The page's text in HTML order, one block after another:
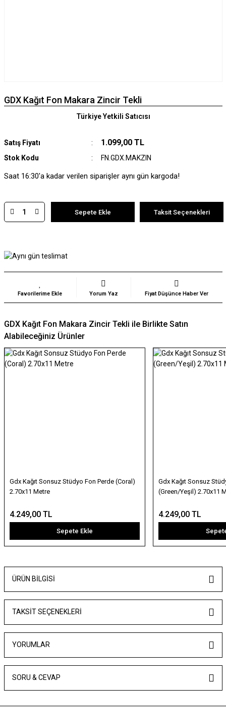
GDX Kağıt Fon Makara Zincir Tekli
Satış Fiyatı 1.099,00 TL
Stok Kodu FN.GDX.MAKZIN
Türkiye Yetkili Satıcısı
Saat 16:30'a kadar verilen siparişler aynı gün kargoda!
Sepete Ekle Taksit Seçenekleri
Yorum Yaz Fiyat Düşünce Haber Ver
GDX Kağıt Fon Makara Zincir Tekli ile Birlikte Satın
Alabileceğiniz Ürünler
Gdx Kağıt Sonsuz Stüdyo Fon Perde (Coral)
2.70x11 Metre
4.249,00 TL
Sepete Ekle
Gdx Kağıt Sonsuz
(Green/Yeşil) 2.70x11
4.249,00 TL
ÜRÜN BILGISI
TAKSIT SEÇENEKLERI
YORUMLAR
SORU & CEVAP